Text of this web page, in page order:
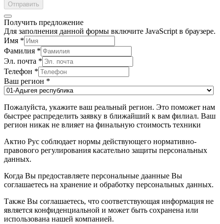
Отправить
Получить предложение
Для заполнения данной формы включите JavaScript в браузере.
Имя *
Фамилия *
Эл. почта *
Телефон *
Ваш регион *
Пожалуйста, укажите ваш реальный регион. Это поможет нам
быстрее распределить заявку в ближайший к вам филиал. Ваш
регион никак не влияет на финальную стоимость техники
Актио Рус соблюдает нормы действующего нормативно-
правового регулирования касательно защиты персональных
данных.
Когда Вы предоставляете персональные даанные Вы
соглашаетесь на хранение и обработку персональных данных.
Также Вы соглашаетесь, что соответствующая информация не
является конфиденциальной и может быть сохранена или
использована нашей компанией.